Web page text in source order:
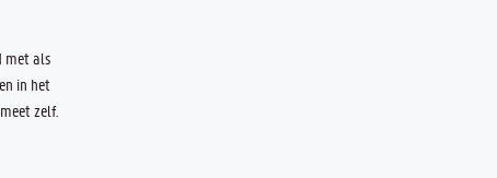
met als
in het
zelf.